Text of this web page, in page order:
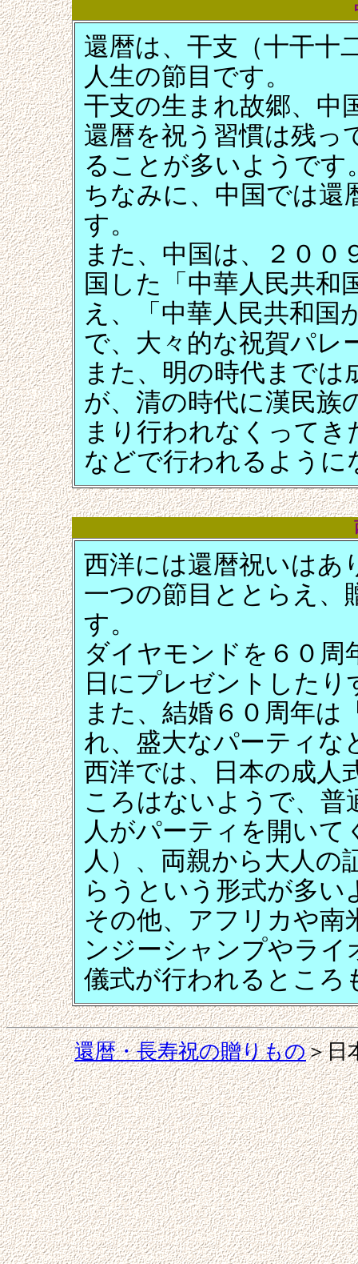
還暦は、干支（十干十
人生の節目です。
干支の生まれ故郷、中
還暦を祝う習慣は残っ
ることが多いようです
ちなみに、中国では還
す。
また、中国は、２００
国した「中華人民共和
え、「中華人民共和国
で、大々的な祝賀パレ
また、明の時代までは
が、清の時代に漢民族
まり行われなくって
などで行われるよう
西洋には還暦祝いはあ
一つの節目ととらえ、
す。
ダイヤモンドを６０周
日にプレゼントした
また、結婚６０周年は
れ、盛大なパーティな
西洋では、日本の成人
ころはないようで、普
人がパーティを開いて
人）、両親から大人
らうという形式が多い
その他、アフリカや南
ンジーシャンプやラ
儀式が行われるところ
還暦・長寿祝の贈りもの＞日